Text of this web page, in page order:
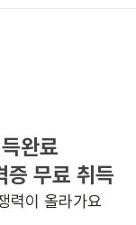
가 없습니다
가 되겠습니다.
완료
증 무료 취득
력이 올라가요